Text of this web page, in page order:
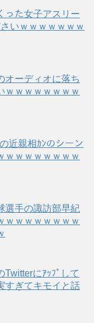
った女子アスリー
いｗｗｗｗｗｗｗ
オーディオに落ち
ｗｗｗｗｗｗｗｗ
近親相ｶﾝのシーン
ｗｗｗｗｗｗｗｗ
選手の諏訪部早紀
ｗｗｗｗｗｗｗｗ
Twitterにｱｯﾌﾟして
すぎてキモイと話